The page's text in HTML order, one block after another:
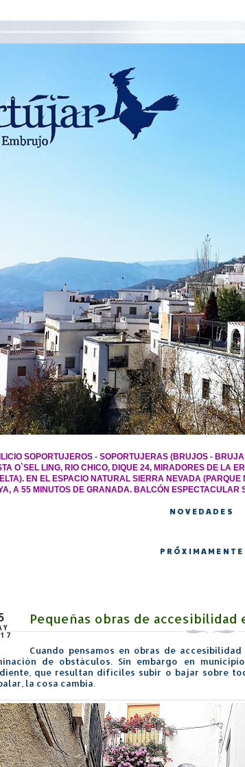
SOPORTUJEROS - SOPORTUJERAS (BRUJOS -
O`SEL LING, RIO CHICO, DIQUE 24, MIRADORES DE LA
EN EL ESPACIO NATURAL SIERRA NEVADA
A 55 MINUTOS DE GRANADA. BALCÓN
NOVEDADES
PRÓXIMAMENTE
Pequeñas obras de accesibilidad
Cuando pensamos en obras de
de obstáculos. Sin embargo en
que resultan difíciles subir o bajar sobre
la cosa cambia.